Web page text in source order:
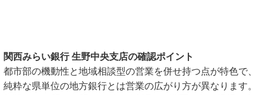
関西みらい銀行 生野中央支店の確認ポイント
都市部の機動性と地域相談型の営業を併せ持つ点が特色で、
純粋な県単位の地方銀行とは営業の広がり方が異なります。